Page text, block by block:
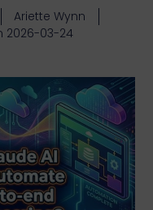
Ariette Wynn
2026-03-24